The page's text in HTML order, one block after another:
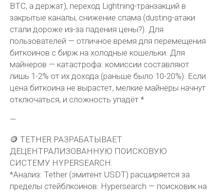
BTC, а держат), переход Lightning-транзакций в
закрытые каналы, снижение спама (dusting-атаки
стали дороже из-за падения цены?). Для
пользователей — отличное время для перемещения
биткоинов с бирж на холодные кошельки. Для
майнеров — катастрофа: комиссии составляют
лишь 1-2% от их дохода (раньше было 10-20%). Если
цена биткоина не вырастет, мелкие майнеры начнут
отключаться, и сложность упадёт.*
—
🪙 TETHER РАЗРАБАТЫВАЕТ
ДЕЦЕНТРАЛИЗОВАННУЮ ПОИСКОВУЮ
СИСТЕМУ HYPERSEARCH.
*Анализ: Tether (эмитент USDT) расширяется за
пределы стейблкоинов. Hypersearch — поисковик на